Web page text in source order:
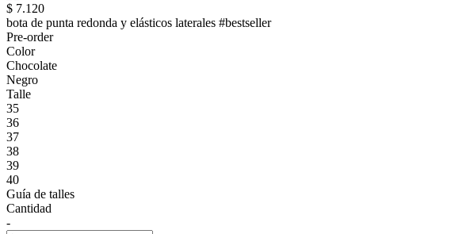
$ 7.120
bota de punta redonda y elásticos laterales #bestseller
Pre-order
Color
Chocolate
Negro
Talle
35
36
37
38
39
40
Guía de talles
Cantidad
-